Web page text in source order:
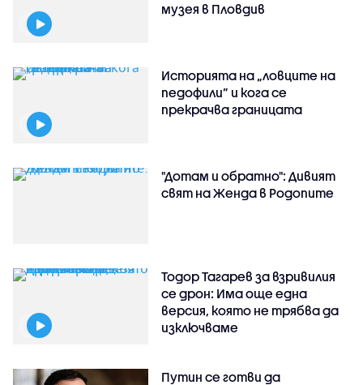
музея в Пловдив
Историята на „ловците на
педофили” и кога се
прекрачва границата
"Дотам и обратно": Дивият
свят на Женда в Родопите
Тодор Тагарев за взривилия
се дрон: Има още една
версия, която не трябва да
изключваме
Путин се готви да